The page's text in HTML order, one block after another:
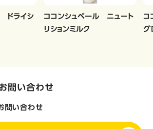
ドライシ
ココンシュペール ニュート
リションミルク
コ
グ
問い合わせ
問い合わせ